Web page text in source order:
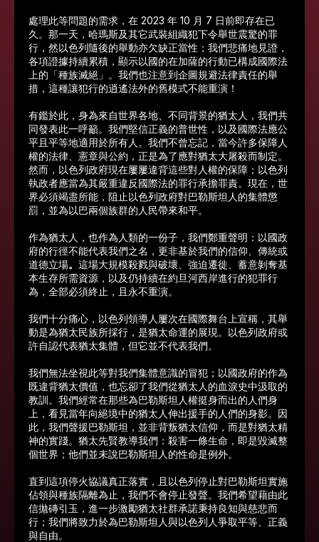
處理此等問題的需求，在 2023 年 10 月 7 日前即存在已
久。那一天，哈瑪斯及其它武裝組織犯下令舉世震驚的罪
行，然以色列隨後的舉動亦欠缺正當性；我們悲痛地見證，
各項證據持續累積，顯示以國的在加薩的行動已構成國際法
上的「種族滅絕」。我們也注意到企圖規避法律責任的舉
措，這種讓犯行的逍遙法外的舊模式不能重演！
有鑑於此，身為來自世界各地、不同背景的猶太人，我們共
同發表此一呼籲。我們堅信正義的普世性，以及國際法應公
平且平等地適用於所有人。我們不曾忘記，當今許多保障人
權的法律、憲章與公約，正是為了應對猶太大屠殺而制定。
然而，以色列政府現在屢屢違背這些對人權的保障；以色列
執政者應當為其嚴重違反國際法的罪行承擔罪責。現在，世
界必須竭盡所能，阻止以色列政府對巴勒斯坦人的集體懲
罰，並為以巴兩個族群的人民帶來和平。
作為猶太人，也作為人類的一份子，我們鄭重聲明：以國政
府的行徑不能代表我們之名，更非基於我們的信仰、傳統或
道德立場。 這場大規模殺戮與破壞、強迫遷徙、蓄意剝奪基
本生存所需資源，以及仍持續在約旦河西岸進行的犯罪行
為，全部必須終止，且永不重演。
我們十分痛心，以色列領導人屢次在國際舞台上宣稱，其舉
動是為猶太民族所採行，是猶太命運的展現。以色列政府或
許自認代表猶太集體，但它並不代表我們。
我們無法坐視此等對我們集體意識的冒犯；以國政府的作為
既違背猶太價值，也忘卻了我們從猶太人的血淚史中汲取的
教訓。我們經常在那些為巴勒斯坦人權挺身而出的人們身
上，看見當年向絕境中的猶太人伸出援手的人們的身影。因
此，我們聲援巴勒斯坦，並非背叛猶太信仰，而是對猶太精
神的實踐。猶太先賢教導我們：殺害一條生命，即是毀滅整
個世界；他們並未說巴勒斯坦人的性命是例外。
直到這項停火協議真正落實，且以色列停止對巴勒斯坦實施
佔領與種族隔離為止，我們不會停止發聲。我們希望藉由此
信拋磚引玉，進一步激勵猶太社群承諾秉持良知與慈悲而
行；我們將致力於為巴勒斯坦人與以色列人爭取平等、正義
與自由。